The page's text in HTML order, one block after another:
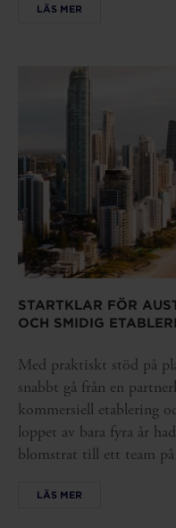
LÄS MER
STARTKLAR FÖR
OCH SMIDIG
Med praktiskt stöd på
snabbt gå från en
kommersiell etablering
loppet av bara fyra år
blomstrat till ett team på
LÄS MER